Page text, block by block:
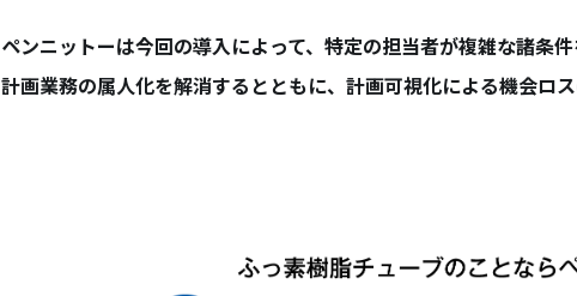
ペンニットーは今回の導入によって、特定の担当者が複雑な諸条
計画業務の属人化を解消するとともに、計画可視化による機会ロス